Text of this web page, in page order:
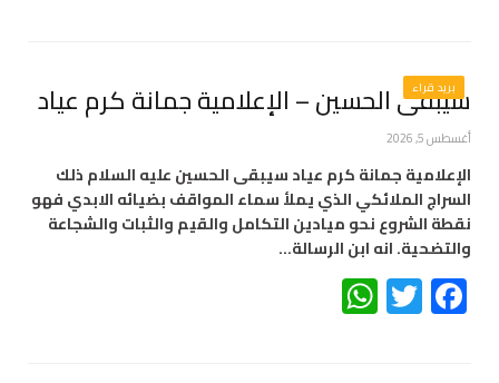
بريد قراء
سيبقى الحسين – الإعلامية جمانة كرم عياد
أغسطس 5, 2026
الإعلامية جمانة كرم عياد سيبقى الحسين عليه السلام ذلك
السراج الملائكي الذي يملأ سماء المواقف بضيائه الابدي فهو
نقطة الشروع نحو ميادين التكامل والقيم والثبات والشجاعة
والتضحية. انه ابن الرسالة…
Facebook
Twitter